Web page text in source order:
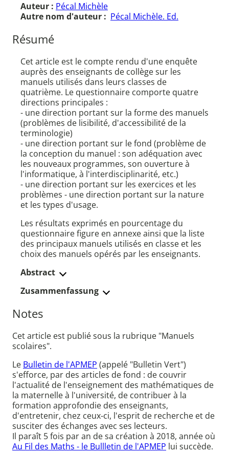
Auteur : Pécal Michèle
Autre nom d'auteur : Pécal Michèle. Ed.
Résumé
Cet article est le compte rendu d'une enquête
auprès des enseignants de collège sur les
manuels utilisés dans leurs classes de
quatrième. Le questionnaire comporte quatre
directions principales :
- une direction portant sur la forme des manuels
(problèmes de lisibilité, d'accessibilité de la
terminologie)
- une direction portant sur le fond (problème de
la conception du manuel : son adéquation avec
les nouveaux programmes, son ouverture à
l'informatique, à l'interdisciplinarité, etc.)
- une direction portant sur les exercices et les
problèmes - une direction portant sur la nature
et les types d'usage.
Les résultats exprimés en pourcentage du
questionnaire figure en annexe ainsi que la liste
des principaux manuels utilisés en classe et les
choix des manuels opérés par les enseignants.
Abstract
Zusammenfassung
Notes
Cet article est publié sous la rubrique "Manuels
scolaires".
Le Bulletin de l'APMEP (appelé "Bulletin Vert")
s'efforce, par des articles de fond : de couvrir
l'actualité de l'enseignement des mathématiques de
la maternelle à l'université, de contribuer à la
formation approfondie des enseignants,
d'entretenir, chez ceux-ci, l'esprit de recherche et de
susciter des échanges avec ses lecteurs.
Il paraît 5 fois par an de sa création à 2018, année où
Au Fil des Maths - le Bullletin de l'APMEP lui succède.